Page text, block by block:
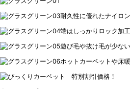
耐久性に優れたナイロ
端はしっかりロック加
遊び毛や抜け毛が少ない
ホットカーペットや床